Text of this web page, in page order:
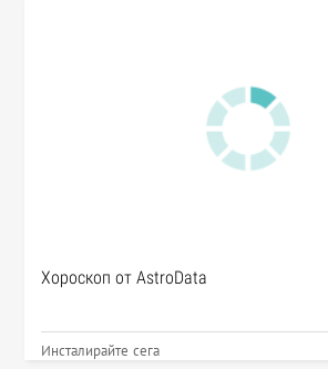
Хороскоп от AstroData
Инсталирайте сега